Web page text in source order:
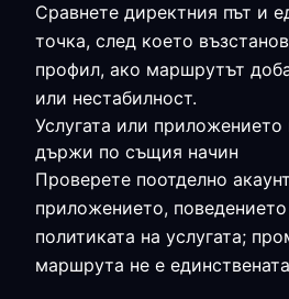
Сравнете директния път и
точка, след което
профил, ако маршрутът
или нестабилност.
Услугата или
държи по същия начин
Проверете поотделно
приложението,
политиката на услугата;
маршрута не е